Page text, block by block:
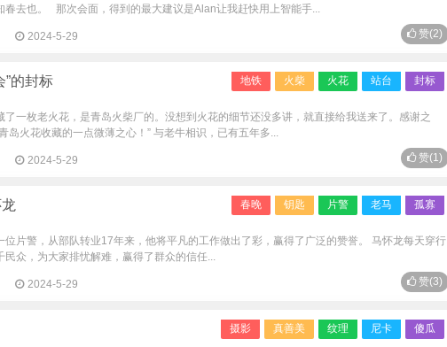
春去也。 那次会面，得到的最大建议是Alan让我赶快用上智能手...
2024-5-29 赞(2)
地铁 火柴 火花 站台 封标
”的封标
一枚老火花，是青岛火柴厂的。没想到火花的细节还没多讲，就直接给我送来了。感谢之
岛火花收藏的一点微薄之心！” 与老牛相识，已有五年多...
2024-5-29 赞(1)
春晚 钥匙 片警 老马 孤寡
片警，从部队转业17年来，他将平凡的工作做出了彩，赢得了广泛的赞誉。 马怀龙每天穿行
众，为大家排忧解难，赢得了群众的信任...
2024-5-29 赞(3)
摄影 真善美 纹理 尼卡 傻瓜